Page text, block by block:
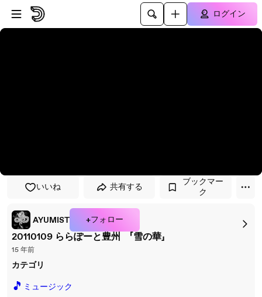
プレイヤーにスキップ
メインコンテンツにスキップ
ログイン
いいね 共有する
ブックマー
ク
AYUMIST +フォロー
20110109 ららぽーと豊州 「雪の華」
15 年前
カテゴリ
🎵 ミュージック